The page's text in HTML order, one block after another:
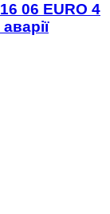
06 EURO 4